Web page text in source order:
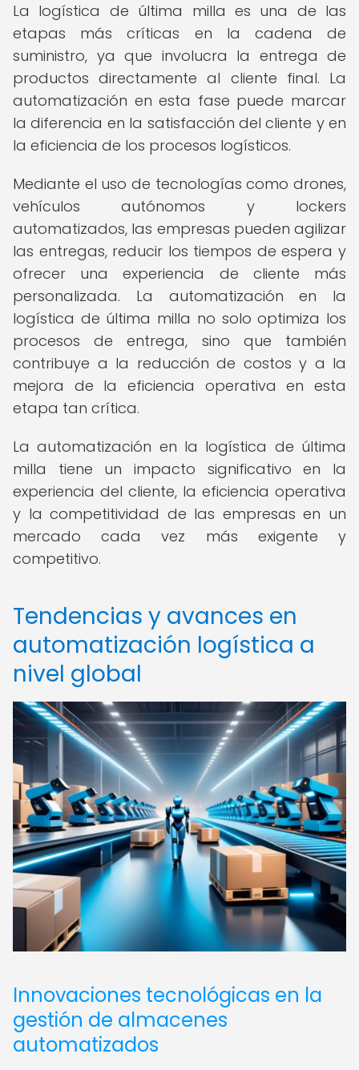
La logística de última milla es una de las
etapas más críticas en la cadena de
suministro, ya que involucra la entrega de
productos directamente al cliente final. La
automatización en esta fase puede marcar
la diferencia en la satisfacción del cliente y en
la eficiencia de los procesos logísticos.
Mediante el uso de tecnologías como drones,
vehículos autónomos y lockers
automatizados, las empresas pueden agilizar
las entregas, reducir los tiempos de espera y
ofrecer una experiencia de cliente más
personalizada. La automatización en la
logística de última milla no solo optimiza los
procesos de entrega, sino que también
contribuye a la reducción de costos y a la
mejora de la eficiencia operativa en esta
etapa tan crítica.
La automatización en la logística de última
milla tiene un impacto significativo en la
experiencia del cliente, la eficiencia operativa
y la competitividad de las empresas en un
mercado cada vez más exigente y
competitivo.
Tendencias y avances en
automatización logística a
nivel global
Innovaciones tecnológicas en la
gestión de almacenes
automatizados